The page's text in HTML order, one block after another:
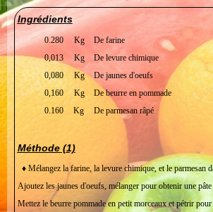
Ingrédients
0.280 Kg
De farine
0,013
Kg
De levure chimique
0,080
Kg
De jaunes d'oeufs
0,160
Kg
De beurre en pommade
0.160
Kg De parmesan râpé
Méthode (1)
♦ Mélangez la farine, la levure chimique, et le parmesan
Ajoutez les jaunes d'oeufs, mélanger pour obtenir une pâte
Mettez le beurre pommade en petit morceaux et pétrir